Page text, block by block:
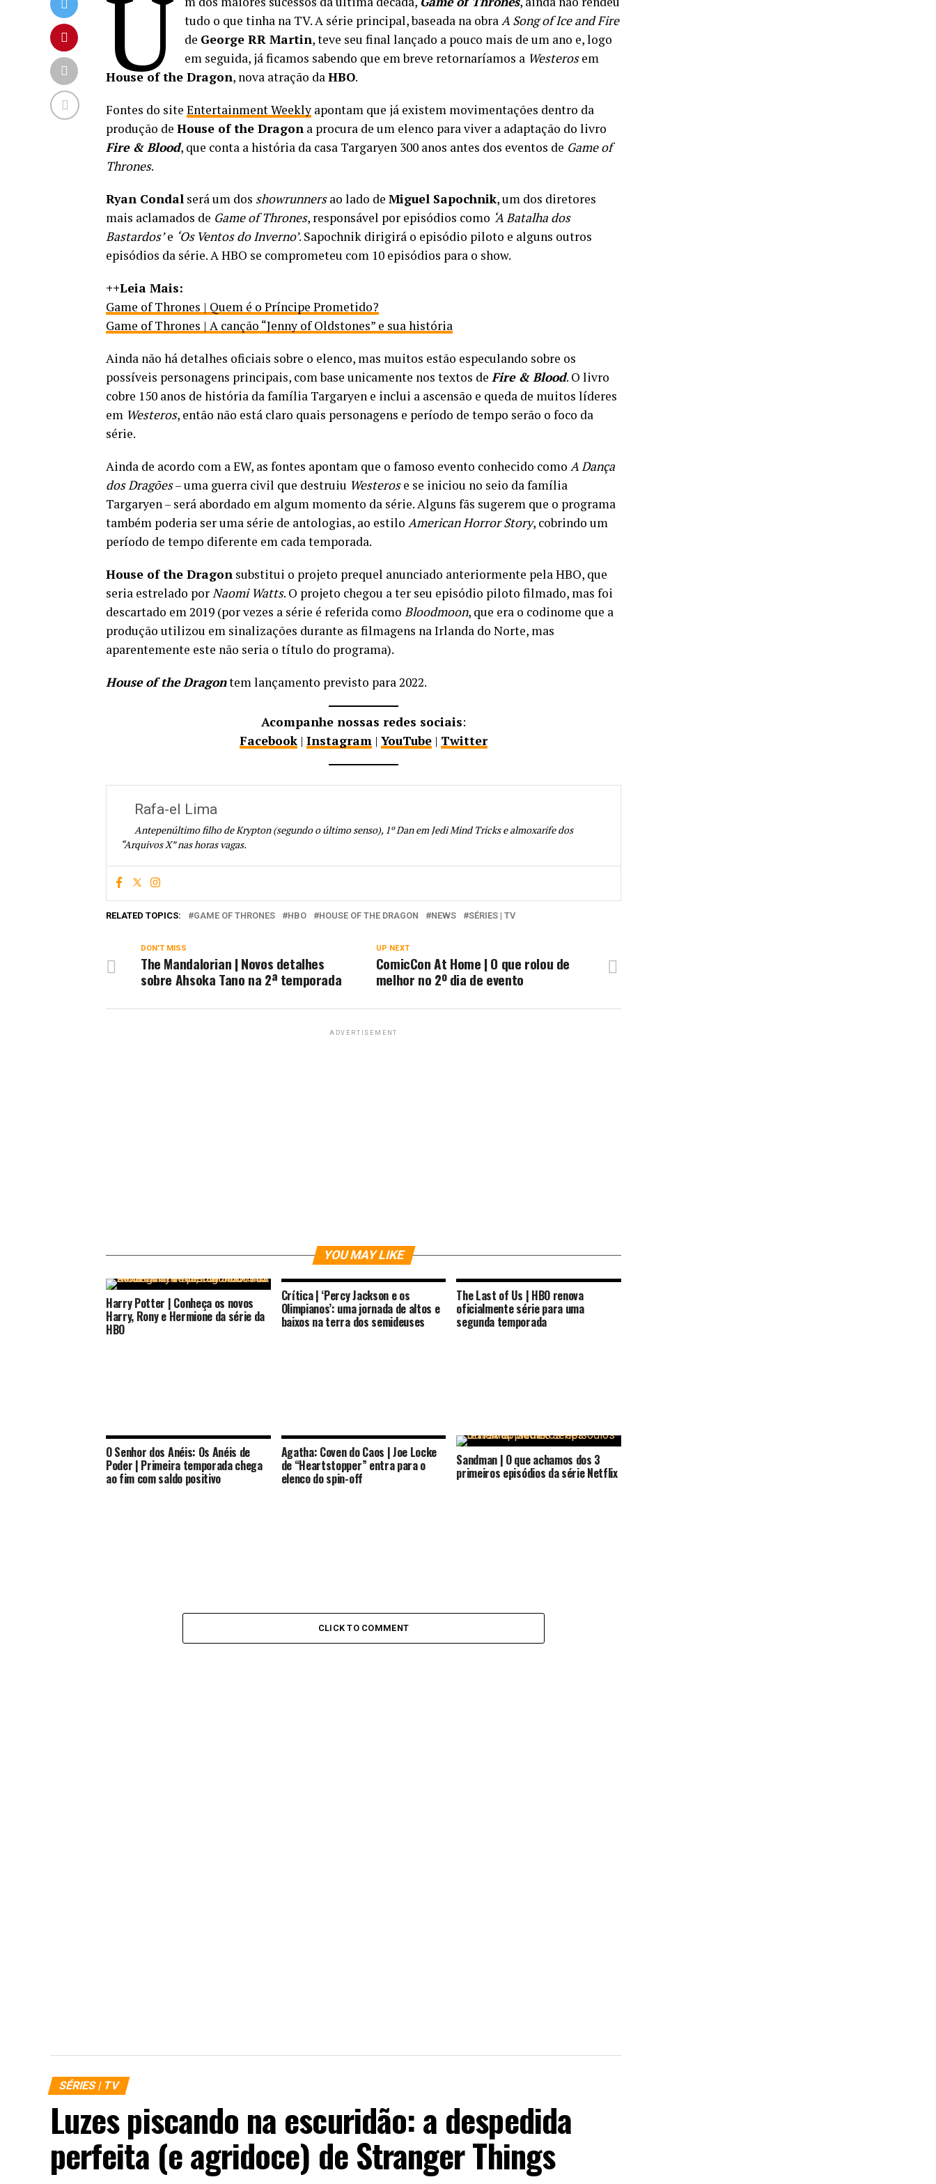
U
tudo o que tinha na TV. A série principal, baseada na obraA Song of Ice and Fire
de George RR Martin, teve seu final lançado a pouco mais de um ano e, logo
em seguida, já ficamos sabendo que em breve retornaríamos a Westerosem
House of the Dragon, nova atração daHBO.
Fontes do site Entertainment Weekly apontam que já existem movimentações dentro da
produção de House of the Dragon a procura de um elenco para viver a adaptação do livro
Fire & Blood, que conta a história da casa Targaryen 300 anos antes dos eventos de Game of
Thrones.
Ryan Condal será um dos showrunnersao lado de Miguel Sapochnik, um dos diretores
mais aclamados de Game of Thrones, responsável por episódios como ‘A Batalha dos
Bastardos’e ‘Os Ventos do Inverno’. Sapochnik dirigirá o episódio piloto e alguns outros
episódios da série. A HBO se comprometeu com 10 episódios para o show.
++Leia Mais:
Game of Thrones | Quem é o Príncipe Prometido?
Game of Thrones | A canção “Jenny of Oldstones” e sua história
Ainda não há detalhes oficiais sobre o elenco, mas muitos estão especulando sobre os
possíveis personagens principais, com base unicamente nos textos de Fire & Blood. O livro
cobre 150 anos de história da família Targaryen e inclui a ascensão e queda de muitos líderes
em Westeros, então não está claro quais personagens e período de tempo serão o foco da
série.
Ainda de acordo com a EW, as fontes apontam que o famoso evento conhecido como A Dança
dos Dragões– uma guerra civil que destruiu Westerose se iniciou no seio da família
Targaryen – será abordado em algum momento da série. Alguns fãs sugerem que o programa
também poderia ser uma série de antologias, ao estilo American Horror Story, cobrindo um
período de tempo diferente em cada temporada.
House of the Dragon substitui o projeto prequel anunciado anteriormente pela HBO, que
seria estrelado porNaomi Watts. O projeto chegou a ter seu episódio piloto filmado, mas foi
descartado em 2019 (por vezes a série é referida como Bloodmoon, que era o codinome que a
produção utilizou em sinalizações durante as filmagens na Irlanda do Norte, mas
aparentemente este não seria o título do programa).
House of the Dragontem lançamento previsto para 2022.
Acompanhe nossas redes sociais:
Facebook | Instagram | YouTube | Twitter
Rafa-el Lima
Antepenúltimo filho de Krypton (segundo o último senso), 1º Dan em Jedi Mind Tricks e almoxarife dos
“Arquivos X” nas horas vagas.
RELATED TOPICS: GAME OF THRONES HBO HOUSE OF THE DRAGON NEWS SÉRIES | TV
UP NEXT
ComicCon At Home | O que rolou de
melhor no 2º dia de evento
DON'T MISS
The Mandalorian | Novos detalhes
sobre Ahsoka Tano na 2ª temporada
ADVERTISEMENT
YOU MAY LIKE
Harry Potter | Conheça os novos
Harry, Rony e Hermione da série da
HBO
Crítica | ‘Percy Jackson e os
Olimpianos’: uma jornada de altos e
baixos na terra dos semideuses
The Last of Us | HBO renova
oficialmente série para uma
segunda temporada
O Senhor dos Anéis: Os Anéis de
Poder | Primeira temporada chega
ao fim com saldo positivo
Agatha: Coven do Caos | Joe Locke
de “Heartstopper” entra para o
elenco do spin-off
Sandman | O que achamos dos 3
primeiros episódios da série Netflix
CLICK TO COMMENT
SÉRIES | TV
Luzes piscando na escuridão: a despedida
perfeita (e agridoce) de Stranger Things